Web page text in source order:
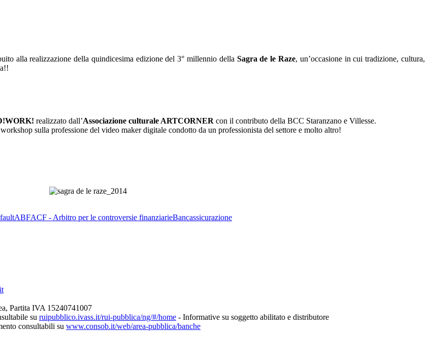
alla realizzazione della quindicesima edizione del 3° millennio della Sagra de le Raze, un’occasione in cui tradizione, cultura,
realizzato dall’Associazione culturale ARTCORNER con il contributo della BCC Staranzano e Villesse.
sulla professione del video maker digitale condotto da un professionista del settore e molto altro!
ABFACF - Arbitro per le controversie finanziarieBancassicurazione
Partita IVA 15240741007
su ruipubblico.ivass.it/rui-pubblica/ng/#/home - Informative su soggetto abilitato e distributore
consultabili su www.consob.it/web/area-pubblica/banche